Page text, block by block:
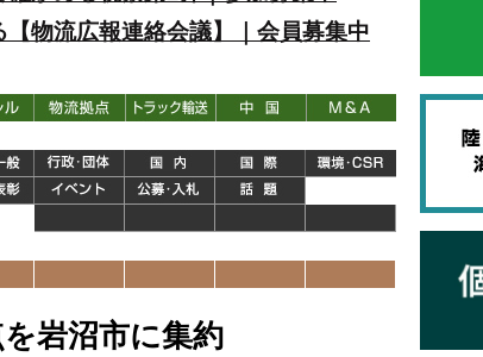
物流広報連絡会議】｜会員募集中
岩沼市に集約